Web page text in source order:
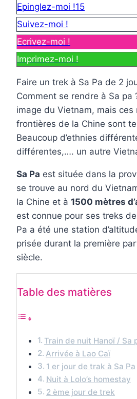
Epinglez-moi !15
Suivez-moi !
Ecrivez-moi !
Imprimez-moi !
Faire un trek à Sa Pa de 2
Comment se rendre à Sa pa
image du Vietnam, mais ces
frontières de la Chine sont
Beaucoup d’ethnies
différentes,…. un autre
Sa Pa est située dans la
se trouve au nord du
la Chine et à 1500 mètres
est connue pour ses treks
Pa a été une station
prisée durant la première
siècle.
Table des matières
Train de nuit Hanoï / Sa
Arrivée à Lao Caï
1 er jour de trak à Sa Pa
Nuit à Lolo’s homestay
2 ème jour de trek